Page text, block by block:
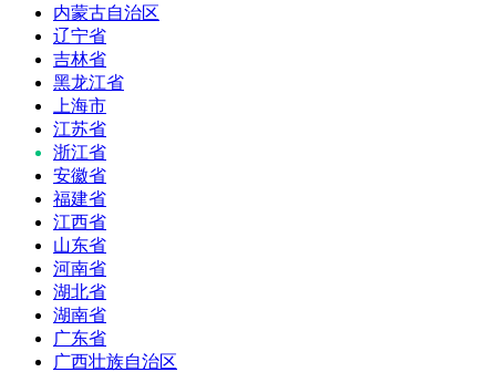
内蒙古自治区
辽宁省
吉林省
黑龙江省
上海市
江苏省
浙江省
安徽省
福建省
江西省
山东省
河南省
湖北省
湖南省
广东省
广西壮族自治区